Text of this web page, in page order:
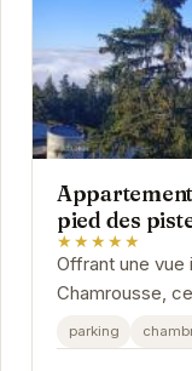
pied des
★★★★★
Offrant une vue
Chamrousse,
le refuge idéal
parking